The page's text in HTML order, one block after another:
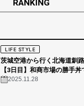
RANKING
LIFE STYLE
茨城空港から行く北海道釧路
【3日目】和商市場の勝手丼
る“釧路の朝グルメ”
2025.11.28